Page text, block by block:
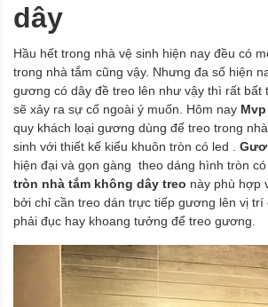
dây
Hầu hết trong nhà vệ sinh hiện nay đều có
trong nhà tắm cũng vậy. Nhưng đa số hiện
gương có dây đề treo lên như vậy thì rất bất
sẽ xảy ra sự cố ngoài ý muốn. Hôm nay
quy khách loại gương dùng để treo trong
sinh với thiết kế kiểu khuôn tròn có led .
hiện đại và gọn gàng theo dáng hình tròn
tròn nhà tắm không dây treo này phù hợp
bởi chỉ cần treo dán trực tiếp gương lên vị trí
phải đục hay khoang tưởng để treo gương.